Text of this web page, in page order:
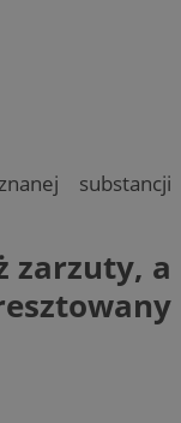
substancji
zarzuty, a